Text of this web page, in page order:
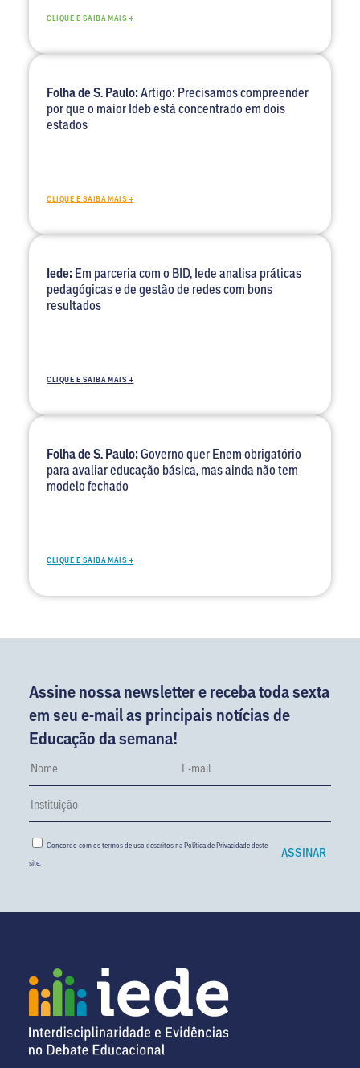
CLIQUE E SAIBA MAIS +
Folha de S. Paulo:Artigo: Precisamos compreender
por que o maior Ideb está concentrado em dois
estados
CLIQUE E SAIBA MAIS +
Iede:Em parceria com o BID, Iede analisa práticas
pedagógicas e de gestão de redes com bons
resultados
CLIQUE E SAIBA MAIS +
Folha de S. Paulo:Governo quer Enem obrigatório
para avaliar educação básica, mas ainda não tem
modelo fechado
CLIQUE E SAIBA MAIS +
Assine nossa newsletter e receba toda sexta
em seu e-mail as principais notícias de
Educação da semana!
Concordo com os termos de uso descritos naPolítica de Privacidadedeste
site.